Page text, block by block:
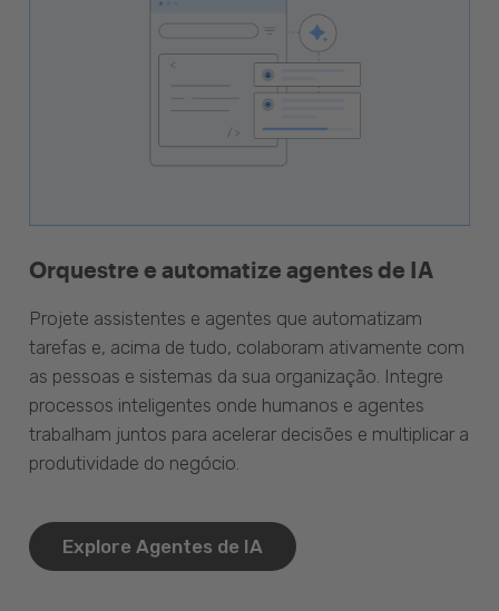
Orquestre e automatize agentes de IA
Projete assistentes e agentes que automatizam
tarefas e, acima de tudo, colaboram ativamente com
as pessoas e sistemas da sua organização. Integre
processos inteligentes onde humanos e agentes
trabalham juntos para acelerar decisões e multiplicar a
produtividade do negócio.
Explore Agentes de IA